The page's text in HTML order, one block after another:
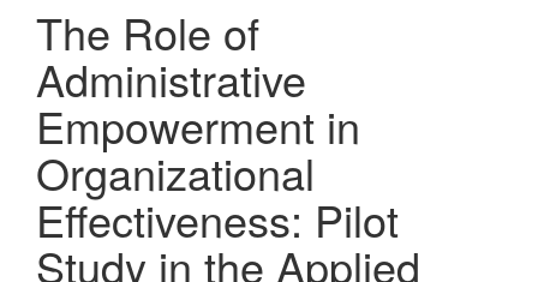
The Role of
Administrative
Empowerment in
Organizational
Effectiveness: Pilot
Study in the Applied